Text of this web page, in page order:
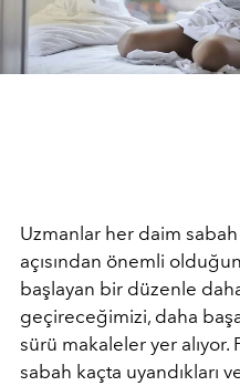
Uzmanlar her daim sabah
açısından önemli
başlayan bir düzenle
geçireceğimizi, daha
sürü makaleler yer alıyor.
sabah kaçta uyandıkları